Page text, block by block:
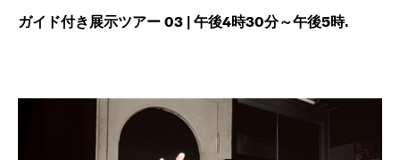
ガイド付き展示ツアー 03 | 午後4時30分～午後5時.